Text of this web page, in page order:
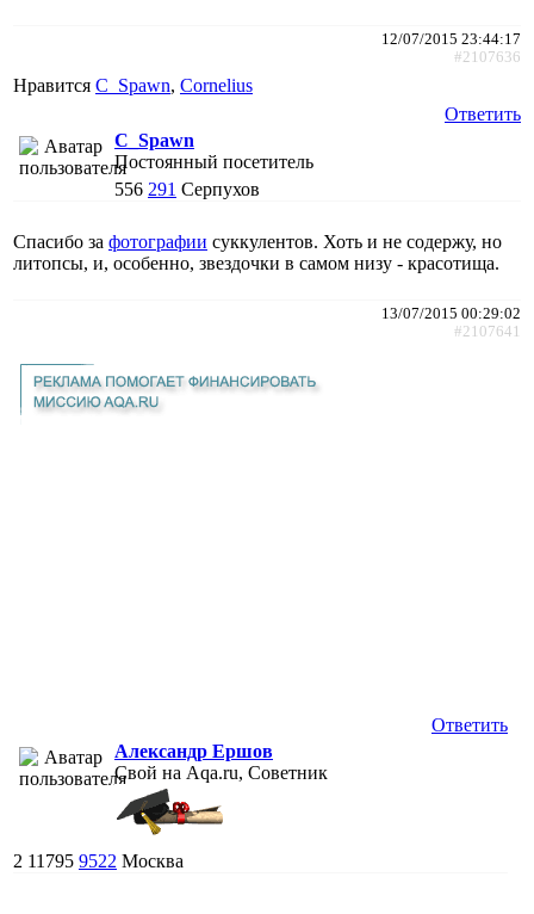
12/07/2015 23:44:17
#2107636
Нравится C_Spawn, Cornelius
Ответить
C_Spawn
Постоянный посетитель
556 291 Серпухов
Спасибо за фотографии суккулентов. Хоть и не содержу, но
литопсы, и, особенно, звездочки в самом низу - красотища.
13/07/2015 00:29:02
#2107641
Ответить
Александр Ершов
Свой на Aqa.ru, Советник
2 11795 9522 Москва